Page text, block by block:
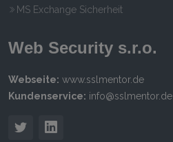
MS Exchange Sicherheit
Web Security s.r.o.
Webseite: www.sslmentor.de
Kundenservice: info@sslmentor.de